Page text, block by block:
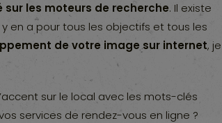
sur les moteurs de recherche. Il existe
y en a pour tous les objectifs et tous les
de votre image sur internet, je
sur le local avec les mots-clés
services de rendez-vous en ligne ?